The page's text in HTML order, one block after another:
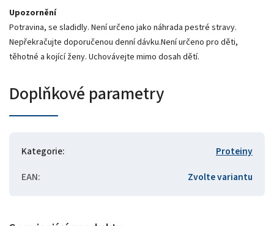
Upozornění
Potravina, se sladidly. Není určeno jako náhrada pestré stravy.
Nepřekračujte doporučenou denní dávku.Není určeno pro děti,
těhotné a kojící ženy. Uchovávejte mimo dosah dětí.
Doplňkové parametry
Kategorie:
Proteiny
EAN: Zvolte variantu